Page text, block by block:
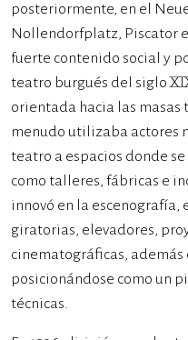
posteriormente, en el
Nollendorfplatz, Piscator
fuerte contenido social y
teatro burgués del siglo
orientada hacia las masas
menudo utilizaba actores
teatro a espacios donde
como talleres, fábricas e
innovó en la
giratorias, elevadores,
cinematográficas,
posicionándose como un
técnicas.